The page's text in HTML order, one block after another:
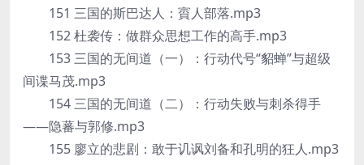
151 三国的斯巴达人：賨人部落.mp3
152 杜袭传：做群众思想工作的高手.mp3
153 三国的无间道（一）：行动代号“貂蝉”与超级
间谍马茂.mp3
154 三国的无间道（二）：行动失败与刺杀得手
——隐蕃与郭修.mp3
155 廖立的悲剧：敢于讥讽刘备和孔明的狂人.mp3